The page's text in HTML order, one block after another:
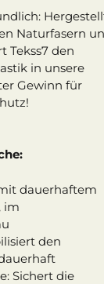
Naturfasern
Tekss7 den
in unsere
Gewinn für
dauerhaftem
im
den
Sichert die